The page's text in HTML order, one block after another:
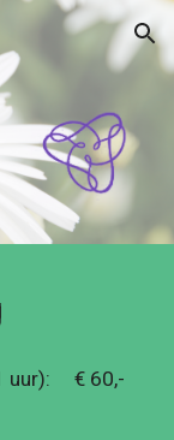
Skip to navigation
€ 60,-